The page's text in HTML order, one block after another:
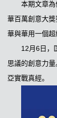
本期文章
華百萬創意大
華與華用一個超
12月6日，
思議的創意力
亞實戰真經。